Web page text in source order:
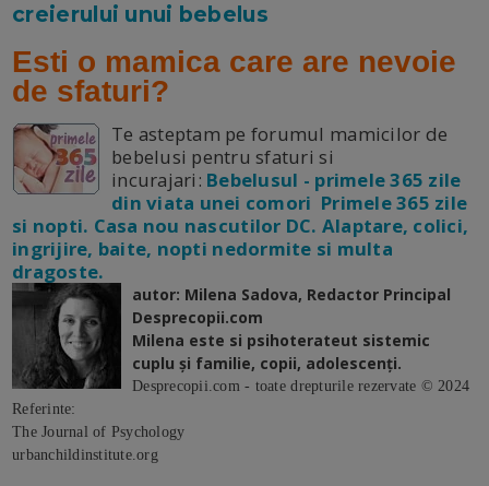
creierului unui bebelus
Esti o mamica care are nevoie
de sfaturi?
Te asteptam pe forumul mamicilor de
bebelusi pentru sfaturi si
incurajari: Bebelusul - primele 365 zile
din viata unei comori Primele 365 zile
si nopti. Casa nou nascutilor DC. Alaptare, colici,
ingrijire, baite, nopti nedormite si multa
dragoste.
autor: Milena Sadova, Redactor Principal
Desprecopii.com
Milena este si psihoterateut sistemic
cuplu și familie, copii, adolescenți.
Desprecopii.com - toate drepturile rezervate © 2024
Referinte:
The Journal of Psychology
urbanchildinstitute.org